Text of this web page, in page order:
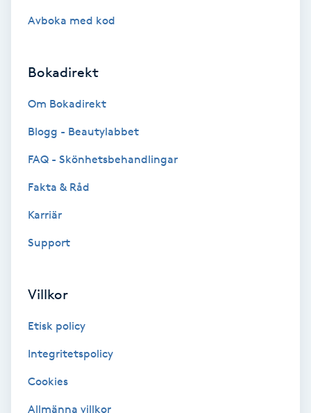
Coachning
Color correction
Cryoterapi
Damklippning
Diamantslipning
Enzympeeling
Extensions
Eyeliner-tatuering
Avboka med kod
Bokadirekt
Om Bokadirekt
Blogg - Beautylabbet
FAQ - Skönhetsbehandlingar
Fakta & Råd
Karriär
Support
Villkor
Etisk policy
Integritetspolicy
Cookies
Allmänna villkor